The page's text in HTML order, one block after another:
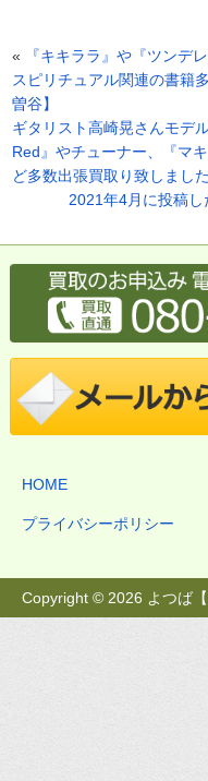
«
『キキララ』や『ツンデ
スピリチュアル関連の書籍
曽谷】
ギタリスト高崎晃さんモデ
Red』やチューナー、『マ
ど多数出張買取り致しまし
2021年4月に投稿
HOME
プライバシーポリシー
Copyright © 2026 よつば